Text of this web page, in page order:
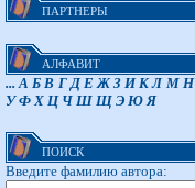
ПАРТНЕРЫ
АЛФАВИТ
... А Б В Г Д Е Ж З И К Л М Н
У Ф Х Ц Ч Ш Щ Э Ю Я
ПОИСК
Введите фамилию автора: